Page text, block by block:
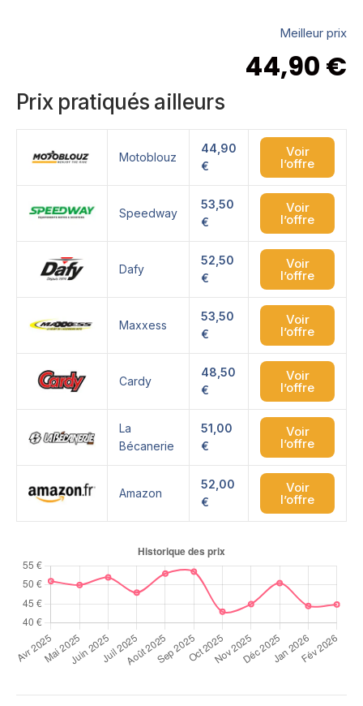
Meilleur prix
44,90 €
Prix pratiqués ailleurs
Motoblouz
44,90
€
Voir
l’offre
Speedway
53,50
€
Voir
l’offre
Dafy
52,50
€
Voir
l’offre
Maxxess
53,50
€
Voir
l’offre
Cardy
48,50
€
Voir
l’offre
La
Bécanerie
51,00
€
Voir
l’offre
Amazon
52,00
€
Voir
l’offre